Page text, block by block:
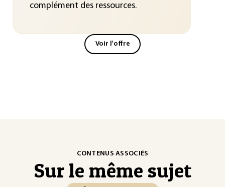
complément des ressources.
Voir l'offre
CONTENUS ASSOCIÉS
Sur le même sujet